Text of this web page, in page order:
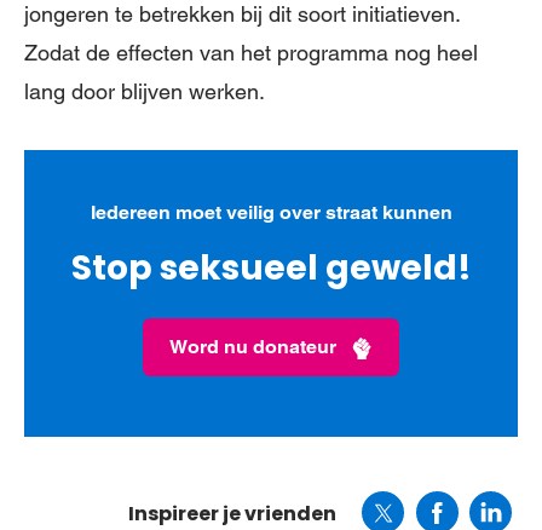
jongeren te betrekken bij dit soort initiatieven.
Zodat de effecten van het programma nog heel
lang door blijven werken.
Iedereen moet veilig over straat kunnen
Stop seksueel geweld!
Word nu donateur
Inspireer je vrienden